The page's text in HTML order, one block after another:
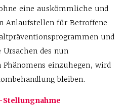
eine auskömmliche und
Anlaufstellen für Betroffene
und
des nun
einzuhegen, wird
bleiben.